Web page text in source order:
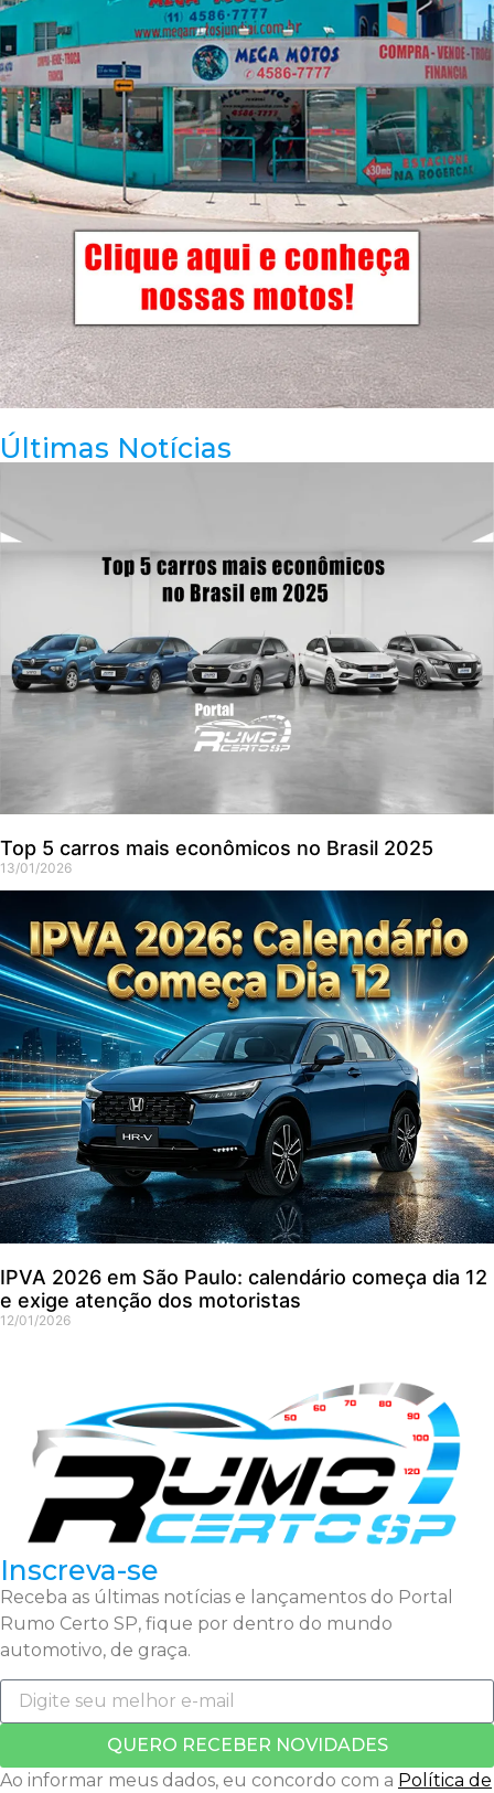
Últimas Notícias
Top 5 carros mais econômicos no Brasil 2025
13/01/2026
IPVA 2026 em São Paulo: calendário começa dia 12
e exige atenção dos motoristas
12/01/2026
Inscreva-se
Receba as últimas notícias e lançamentos do Portal
Rumo Certo SP, fique por dentro do mundo
automotivo, de graça.
QUERO RECEBER NOVIDADES
Ao informar meus dados, eu concordo com a Política de